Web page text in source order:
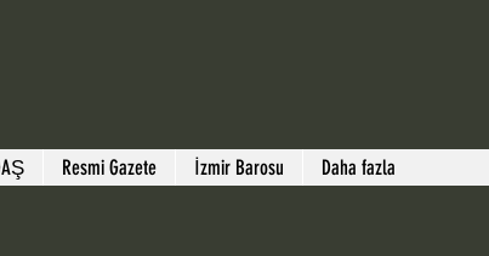
Resmi Gazete İzmir Barosu Daha fazla